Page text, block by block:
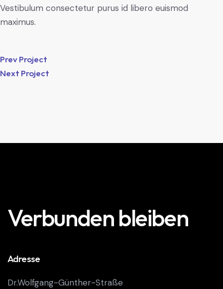
Vestibulum consectetur purus id libero euismod
maximus.
Prev Project
Next Project
Verbunden bleiben
Adresse
Dr.Wolfgang-Günther-Straße